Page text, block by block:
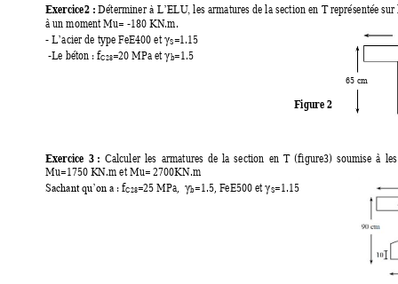
Exercice2 : Déterminer à L’ELU, les armatures de la section en T représentée sur
à un moment Mu= -180 KN.m.
- L’acier de type FeE400 et γS=1.15
-Le béton : fC28=20 MPa et γb=1.5
Exercice 3 : Calculer les armatures de la section en T (figure3) soumise à
Mu=1750 KN.m et Mu= 2700KN.m
Sachant qu’on a : fC28=25 MPa, γb=1.5, FeE500 et γS=1.15
Figure 2
65 cm